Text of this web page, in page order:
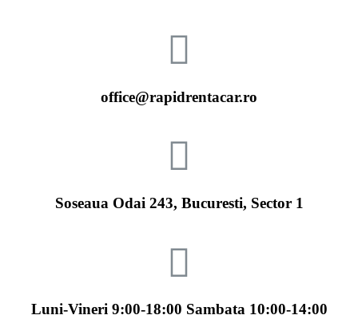
office@rapidrentacar.ro
Soseaua Odai 243, Bucuresti, Sector 1
Luni-Vineri 9:00-18:00 Sambata 10:00-14:00